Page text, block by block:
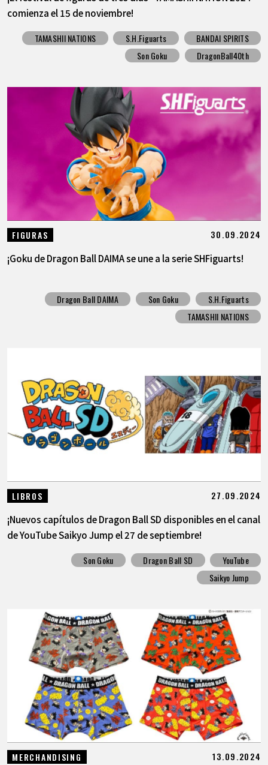
comienza el 15 de noviembre!
TAMASHII NATIONS S.H.Figuarts
BANDAI SPIRITS
Son Goku
DragonBall40th
FIGURAS 30.09.2024
¡Goku de Dragon Ball DAIMA se une a la serie SHFiguarts!
Dragon Ball DAIMA Son Goku
S.H.Figuarts
TAMASHII NATIONS
LIBROS 27.09.2024
¡Nuevos capítulos de Dragon Ball SD disponibles en el canal
de YouTube Saikyo Jump el 27 de septiembre!
Son Goku Dragon Ball SD
YouTube
Saikyo Jump
MERCHANDISING 13.09.2024